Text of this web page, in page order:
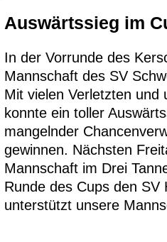
Auswärtssieg im
In der Vorrunde des
Mannschaft des SV
Mit vielen Verletzten und
konnte ein toller
mangelnder
gewinnen. Nächsten
Mannschaft im Drei
Runde des Cups den SV
unterstützt unsere